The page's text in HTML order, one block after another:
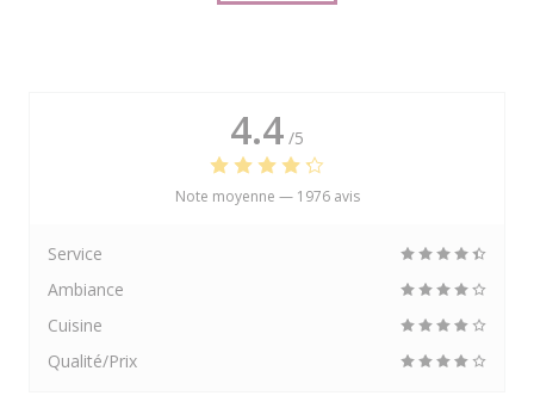
4.4 /5
Note moyenne — 1976 avis
Service
Ambiance
Cuisine
Qualité/Prix